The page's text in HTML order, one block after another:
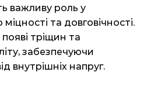
важливу роль у
та довговічності.
тріщин та
забезпечуючи
внутрішніх напруг.